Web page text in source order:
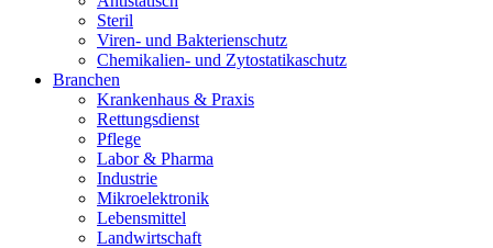
Steril
Viren- und Bakterienschutz
Chemikalien- und Zytostatikaschutz
Branchen
Krankenhaus & Praxis
Rettungsdienst
Pflege
Labor & Pharma
Industrie
Mikroelektronik
Lebensmittel
Landwirtschaft